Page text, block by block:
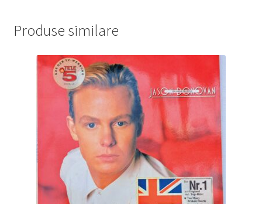
Produse similare